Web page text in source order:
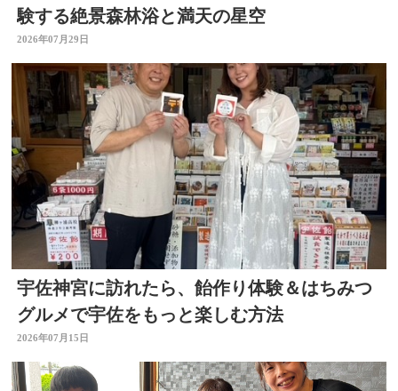
験する絶景森林浴と満天の星空
2026年07月29日
宇佐神宮に訪れたら、飴作り体験＆はちみつ
グルメで宇佐をもっと楽しむ方法
2026年07月15日